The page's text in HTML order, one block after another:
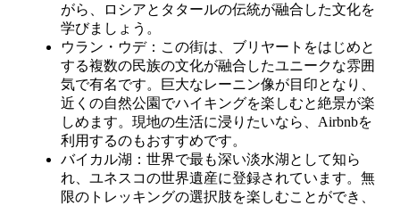
がら、ロシアとタタールの伝統が融合した文化を
学びましょう。
ウラン・ウデ：この街は、ブリヤートをはじめと
する複数の民族の文化が融合したユニークな雰囲
気で有名です。巨大なレーニン像が目印となり、
近くの自然公園でハイキングを楽しむと絶景が楽
しめます。現地の生活に浸りたいなら、Airbnbを
利用するのもおすすめです。
バイカル湖：世界で最も深い淡水湖として知ら
れ、ユネスコの世界遺産に登録されています。無
限のトレッキングの選択肢を楽しむことができ、